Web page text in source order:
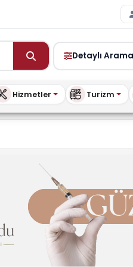
Detaylı Arama
Hizmetler Turizm